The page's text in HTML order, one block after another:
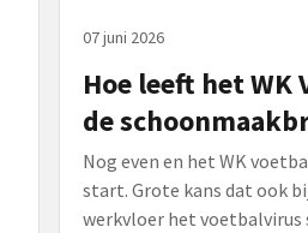
07 juni 2026
Hoe leeft het WK
de
Nog even en het WK
start. Grote kans dat ook
werkvloer het voetbalvirus